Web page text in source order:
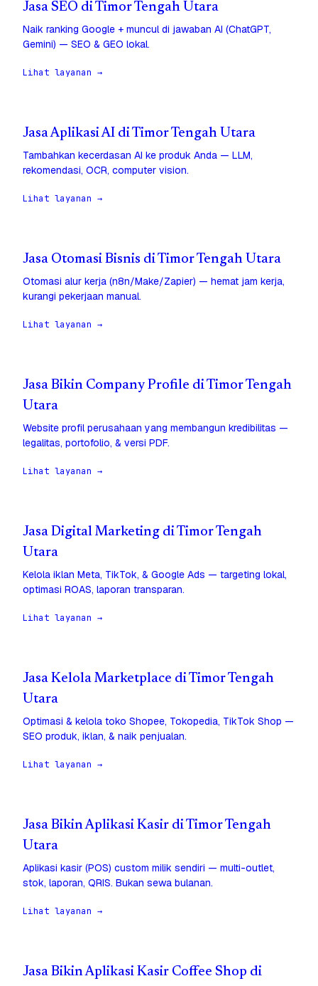
Jasa SEO di Timor Tengah Utara
Naik ranking Google + muncul di jawaban AI (ChatGPT,
Gemini) — SEO & GEO lokal.
Lihat layanan →
Jasa Aplikasi AI di Timor Tengah Utara
Tambahkan kecerdasan AI ke produk Anda — LLM,
rekomendasi, OCR, computer vision.
Lihat layanan →
Jasa Otomasi Bisnis di Timor Tengah Utara
Otomasi alur kerja (n8n/Make/Zapier) — hemat jam kerja,
kurangi pekerjaan manual.
Lihat layanan →
Jasa Bikin Company Profile di Timor Tengah
Utara
Website profil perusahaan yang membangun kredibilitas —
legalitas, portofolio, & versi PDF.
Lihat layanan →
Jasa Digital Marketing di Timor Tengah
Utara
Kelola iklan Meta, TikTok, & Google Ads — targeting lokal,
optimasi ROAS, laporan transparan.
Lihat layanan →
Jasa Kelola Marketplace di Timor Tengah
Utara
Optimasi & kelola toko Shopee, Tokopedia, TikTok Shop —
SEO produk, iklan, & naik penjualan.
Lihat layanan →
Jasa Bikin Aplikasi Kasir di Timor Tengah
Utara
Aplikasi kasir (POS) custom milik sendiri — multi-outlet,
stok, laporan, QRIS. Bukan sewa bulanan.
Lihat layanan →
Jasa Bikin Aplikasi Kasir Coffee Shop di